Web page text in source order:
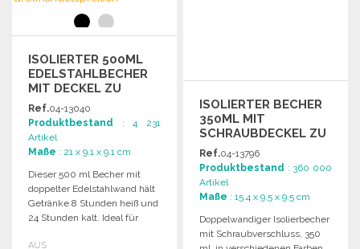
ISOLIERTER 500ML
EDELSTAHLBECHER
MIT DECKEL ZU
GROSSHANDELSPREISEN
Ref.04-13040
Produktbestand : 4 231
Artikel
Maße : 21 x 9.1 x 9.1 cm
Dieser 500 ml Becher mit
doppelter Edelstahlwand hält
Getränke 8 Stunden heiß und
24 Stunden kalt. Ideal für
AUS
ISOLIERTER BECHER
350ML MIT
SCHRAUBDECKEL ZU
GROSSHANDELSPREISEN
Ref.04-13796
Produktbestand : 360 000
Artikel
Maße : 15.4 x 9.5 x 9.5 cm
Doppelwandiger Isolierbecher
mit Schraubverschluss, 350